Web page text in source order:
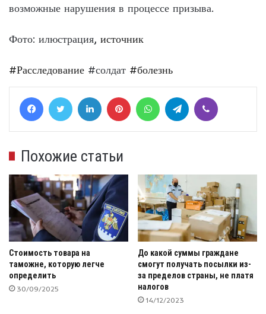
возможные нарушения в процессе призыва.
Фото: илюстрация, источник
#Расследование #солдат #болезнь
FacebookTwitter LinkedIn Pinterest WhatsAppTelegram
Похожие статьи
Стоимость товара на
таможне, которую легче
определить
30/09/2025
До какой суммы граждане
смогут получать посылки из-
за пределов страны, не платя
налогов
14/12/2023